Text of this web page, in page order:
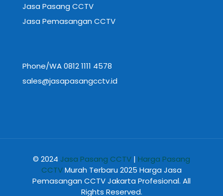
Jasa Pasang CCTV
Jasa Pemasangan CCTV
Phone/WA 0812 1111 4578
sales@jasapasangcctv.id
© 2024 Jasa Pasang CCTV | Harga Pasang
CCTVMurah Terbaru 2025 Harga Jasa
Pemasangan CCTV Jakarta Profesional. All
Rights Reserved.